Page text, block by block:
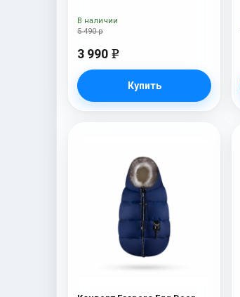
5 490 р
3 990 e
Купить
В наличии